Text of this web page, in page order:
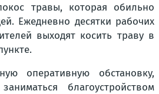
травы, которая обильно
Ежедневно десятки рабочих
выходят косить траву в
оперативную обстановку,
благоустройством